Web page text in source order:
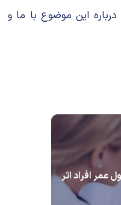
این موضوع با ما و
عمر افراد اثر